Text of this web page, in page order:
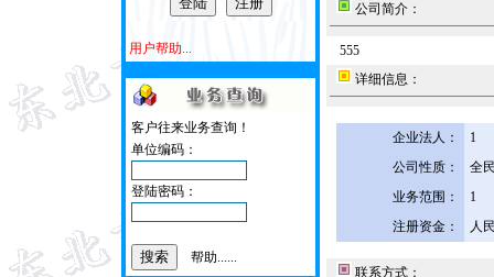
用户帮助...
客户往来业务查询！
单位编码：
登陆密码：
帮助......
公司简介：
555
详细信息：
企业法人：
1
公司性质：
全
业务范围：
1
注册资金：
人
联系方式：